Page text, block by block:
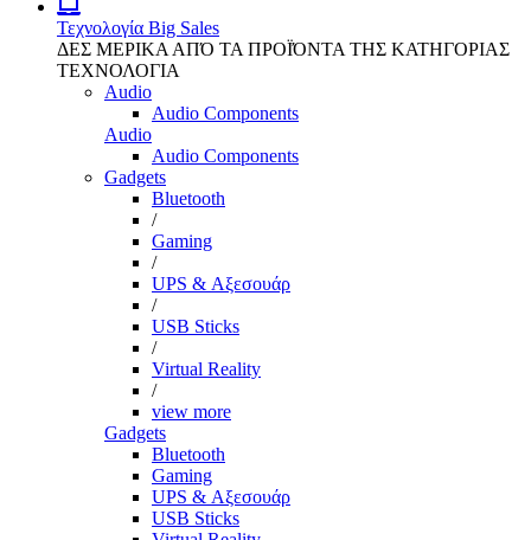
Τεχνολογία Big Sales
ΔΕΣ ΜΕΡΙΚΑ ΑΠΌ ΤΑ ΠΡΟΪΌΝΤΑ ΤΗΣ ΚΑΤΗΓΟΡΙΑΣ
ΤΕΧΝΟΛΟΓΙΑ
Audio
Audio Components
Audio
Audio Components
Gadgets
Bluetooth
/
Gaming
/
UPS & Αξεσουάρ
/
USB Sticks
/
Virtual Reality
/
view more
Gadgets
Bluetooth
Gaming
UPS & Αξεσουάρ
USB Sticks